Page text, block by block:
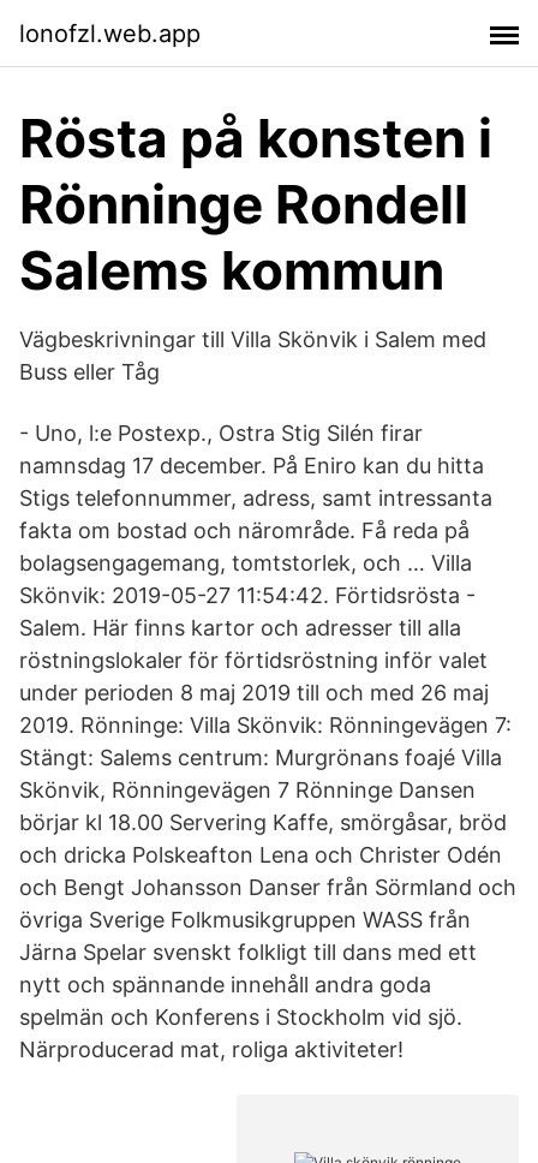
lonofzl.web.app
​Rösta på konsten i
Rönninge Rondell
Salems kommun
Vägbeskrivningar till Villa Skönvik i Salem med
Buss eller Tåg
- Uno, l:e Postexp., Ostra Stig Silén firar
namnsdag 17 december. På Eniro kan du hitta
Stigs telefonnummer, adress, samt intressanta
fakta om bostad och närområde. Få reda på
bolagsengagemang, tomtstorlek, och … Villa
Skönvik: 2019-05-27 11:54:42. Förtidsrösta -
Salem. Här finns kartor och adresser till alla
röstningslokaler för förtidsröstning inför valet
under perioden 8 maj 2019 till och med 26 maj
2019. Rönninge: Villa Skönvik: Rönningevägen 7:
Stängt: Salems centrum: Murgrönans foajé Villa
Skönvik, Rönningevägen 7 Rönninge Dansen
börjar kl 18.00 Servering Kaffe, smörgåsar, bröd
och dricka Polskeafton Lena och Christer Odén
och Bengt Johansson Danser från Sörmland och
övriga Sverige Folkmusikgruppen WASS från
Järna Spelar svenskt folkligt till dans med ett
nytt och spännande innehåll andra goda
spelmän och Konferens i Stockholm vid sjö.
Närproducerad mat, roliga aktiviteter!